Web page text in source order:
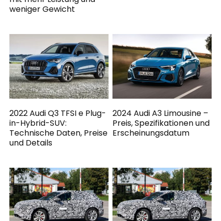
weniger Gewicht
2022 Audi Q3 TFSI e Plug-
in-Hybrid-SUV:
Technische Daten, Preise
und Details
2024 Audi A3 Limousine –
Preis, Spezifikationen und
Erscheinungsdatum